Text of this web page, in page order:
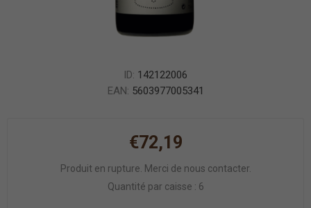
ID: 142122006
EAN: 5603977005341
€72,19
Produit en rupture. Merci de nous contacter.
Quantité par caisse : 6